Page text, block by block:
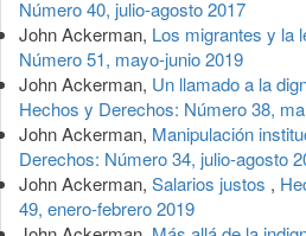
Número 40, julio-agosto 2017
John Ackerman, Los migrantes y la
Número 51, mayo-junio 2019
John Ackerman, Un llamado a la
Hechos y Derechos: Número 38,
John Ackerman, Manipulación
Derechos: Número 34, julio-agosto
John Ackerman, Salarios justos ,
49, enero-febrero 2019